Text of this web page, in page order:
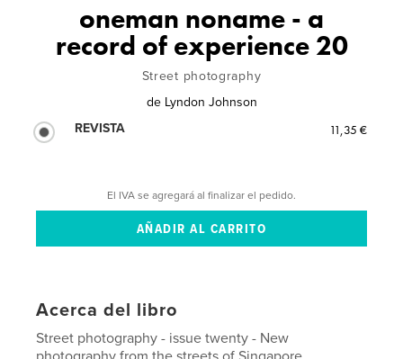
oneman noname - a
record of experience 20
Street photography
de Lyndon Johnson
REVISTA
11,35 €
El IVA se agregará al finalizar el pedido.
Acerca del libro
Street photography - issue twenty - New